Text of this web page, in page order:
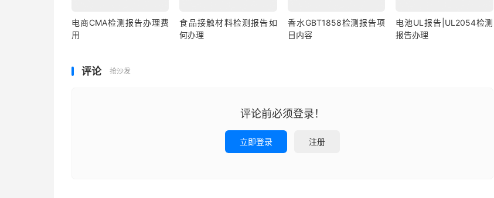
电商CMA检测报告办理费
用
食品接触材料检测报告如
何办理
香水GBT1858检测报告项
目内容
电池UL报告|UL2054检测
报告办理
评论 抢沙发
评论前必须登录！
立即登录 注册